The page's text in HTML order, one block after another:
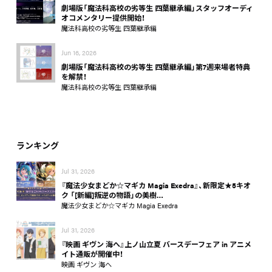
劇場版「魔法科高校の劣等生 四葉継承編」スタッフオーディ
オコメンタリー提供開始！
魔法科高校の劣等生 四葉継承編
Jun 16, 2026
劇場版「魔法科高校の劣等生 四葉継承編」第7週来場者特典
を解禁！
魔法科高校の劣等生 四葉継承編
ランキング
Jul 31, 2026
『魔法少女まどか☆マギカ Magia Exedra』、新限定★5キオ
ク 「[新編]叛逆の物語」の美樹…
魔法少女まどか☆マギカ Magia Exedra
Jul 31, 2026
『映画 ギヴン 海へ』上ノ山立夏 バースデーフェア in アニメ
イト通販が開催中！
映画 ギヴン 海へ